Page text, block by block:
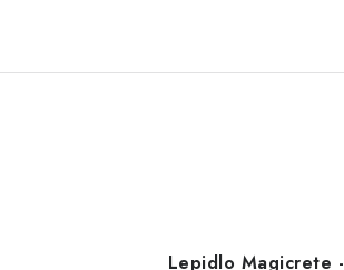
Lepidlo Magicrete -